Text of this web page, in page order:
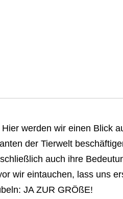
werden wir einen Blick
der Tierwelt
auch ihre
wir eintauchen, lass uns
JA ZUR GRÖßE!